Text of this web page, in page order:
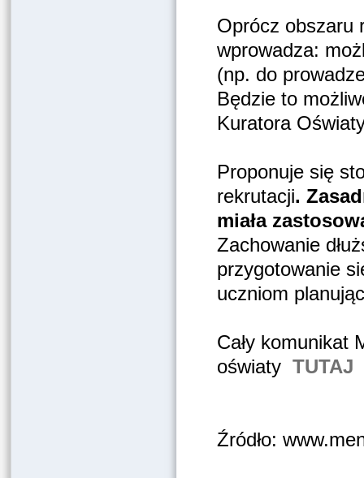
Oprócz obszaru
wprowadza:
(np. do
Będzie to
Kuratora
Proponuje się
rekrutacji.
miała
Zachowanie
przygotowanie
uczniom
Cały komunikat
oświaty TUTAJ
Źródło: